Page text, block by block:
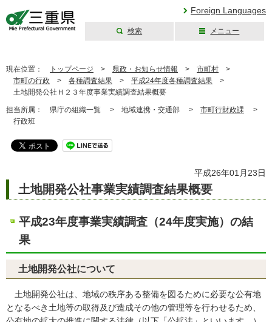
Foreign Languages
検索 メニュー
現在位置： トップページ > 県政・お知らせ情報 > 市町村 >
市町の行政 > 各種調査結果 > 平成24年度各種調査結果 >
土地開発公社Ｈ２３年度事業実績調査結果概要
担当所属： 県庁の組織一覧 > 地域連携・交通部 > 市町行財政課 >
行政班
平成26年01月23日
土地開発公社事業実績調査結果概要
平成23年度事業実績調査（24年度実施）の結
果
土地開発公社について
土地開発公社は、地域の秩序ある整備を図るために必要な公有地
となるべき土地等の取得及び造成その他の管理等を行わせるため、